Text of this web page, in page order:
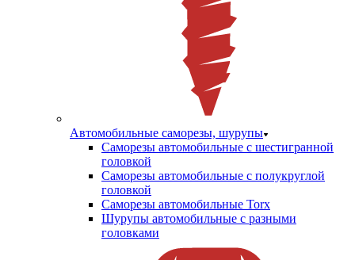
Автомобильные саморезы, шурупы
Саморезы автомобильные с шестигранной
головкой
Саморезы автомобильные с полукруглой
головкой
Саморезы автомобильные Torx
Шурупы автомобильные с разными
головками